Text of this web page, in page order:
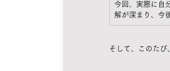
今回、実際に自
解が深まり、今
そして、このた